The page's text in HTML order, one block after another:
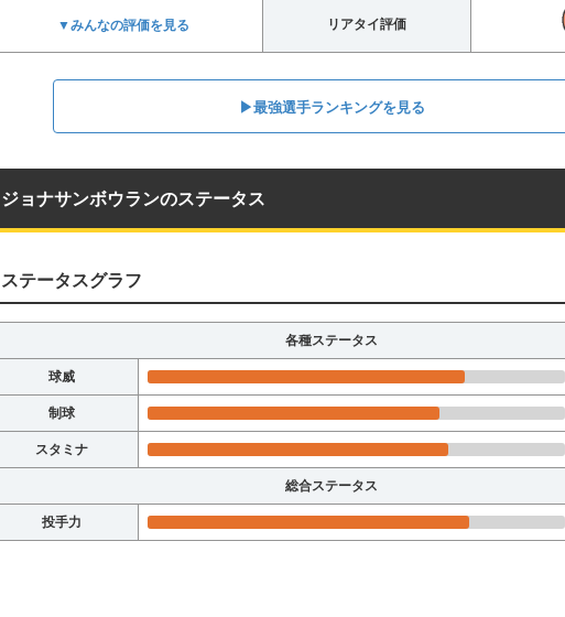
▼みんなの評価を見る リアタイ評価
▶︎最強選手ランキングを見る
ジョナサンボウランのステータス
ステータスグラフ
各種ステータス
球威
制球
スタミナ
総合ステータス
投手力